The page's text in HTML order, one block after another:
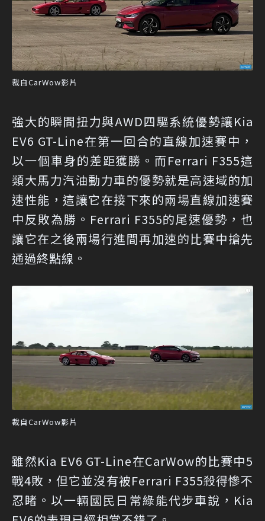
裁自CarWow影片
強大的瞬間扭力與AWD四驅系統優勢讓Kia
EV6 GT-Line在第一回合的直線加速賽中，
以一個車身的差距獲勝。而Ferrari F355這
類大馬力汽油動力車的優勢就是高速域的加
速性能，這讓它在接下來的兩場直線加速賽
中反敗為勝。Ferrari F355的尾速優勢，也
讓它在之後兩場行進間再加速的比賽中搶先
通過終點線。
裁自CarWow影片
雖然Kia EV6 GT-Line在CarWow的比賽中5
戰4敗，但它並沒有被Ferrari F355殺得慘不
忍睹。以一輛國民日常綠能代步車說，Kia